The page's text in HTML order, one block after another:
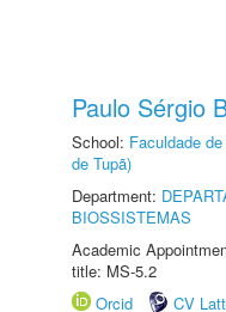
Paulo Sérgio
School: Faculdade
de Tupã)
Department:
BIOSSISTEMAS
Academic
title: MS-5.2
Orcid
CV